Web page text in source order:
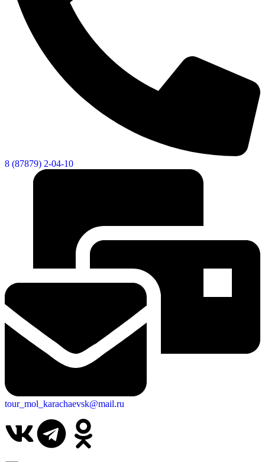
8 (87879) 2-04-10
tour_mol_karachaevsk@mail.ru